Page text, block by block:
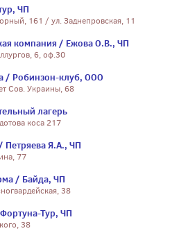
ЧП
161 / ул. Заднепровская, 11
компания / Ежова О.В., ЧП
6, оф.30
/ Робинзон-клуб, ООО
Сов. Украины, 68
лагерь
коса 217
Петряева Я.А., ЧП
77
/ Байда, ЧП
38
Тур, ЧП
38